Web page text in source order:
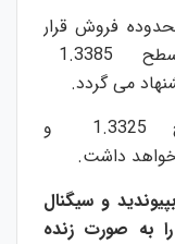
فروش قرار
می گردد.
حد سود پوزیشن های فروش در سطح 1.3325 و
و سیگنال
به صورت زنده